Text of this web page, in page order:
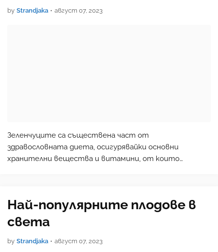
by Strandjaka • август 07, 2023
Зеленчуците са съществена част от
здравословната диета, осигурявайки основни
хранителни вещества и витамини, от които
Най-популярните плодове в
света
by Strandjaka • август 07, 2023